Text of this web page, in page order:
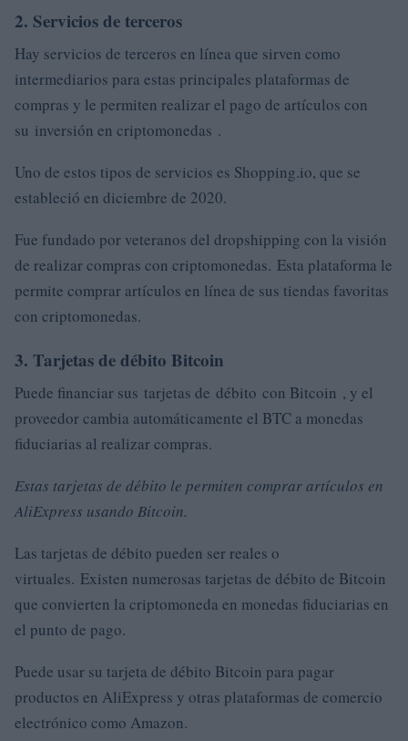
2. Servicios de terceros
Hay servicios de terceros en línea que sirven como
intermediarios para estas principales plataformas de
compras y le permiten realizar el pago de artículos con
su inversión en criptomonedas .
Uno de estos tipos de servicios es Shopping.io, que se
estableció en diciembre de 2020.
Fue fundado por veteranos del dropshipping con la visión
de realizar compras con criptomonedas. Esta plataforma le
permite comprar artículos en línea de sus tiendas favoritas
con criptomonedas.
3. Tarjetas de débito Bitcoin
Puede financiar sus tarjetas de débito con Bitcoin , y el
proveedor cambia automáticamente el BTC a monedas
fiduciarias al realizar compras.
Estas tarjetas de débito le permiten comprar artículos en
AliExpress usando Bitcoin.
Las tarjetas de débito pueden ser reales o
virtuales. Existen numerosas tarjetas de débito de Bitcoin
que convierten la criptomoneda en monedas fiduciarias en
el punto de pago.
Puede usar su tarjeta de débito Bitcoin para pagar
productos en AliExpress y otras plataformas de comercio
electrónico como Amazon.